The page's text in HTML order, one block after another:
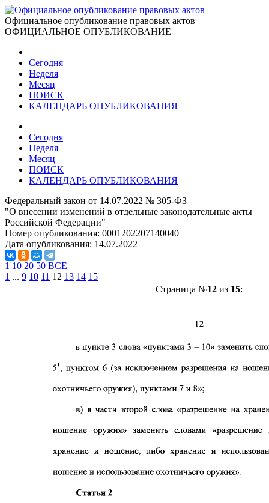
Официальное опубликование правовых актов
ОФИЦИАЛЬНОЕ ОПУБЛИКОВАНИЕ
Сегодня
Неделя
Месяц
ПОИСК
КАЛЕНДАРЬ ОПУБЛИКОВАНИЯ
Сегодня
Неделя
Месяц
ПОИСК
КАЛЕНДАРЬ ОПУБЛИКОВАНИЯ
Федеральный закон от 14.07.2022 № 305-ФЗ
"О внесении изменений в отдельные законодательные акты
Российской Федерации"
Номер опубликования: 0001202207140040
Дата опубликования: 14.07.2022
1 10 20 50 ВСЕ
1 ... 9 10 11 12 13 14 15
Страница №12из 15: